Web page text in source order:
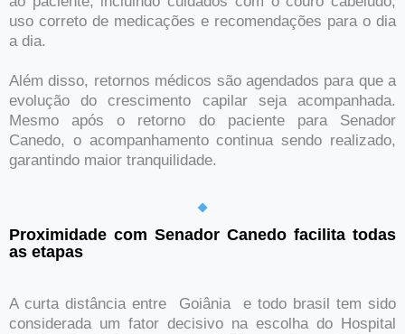
uso correto de medicações e recomendações para o dia
a dia.
Além disso, retornos médicos são agendados para que a
evolução do crescimento capilar seja acompanhada.
Mesmo após o retorno do paciente para Senador
Canedo, o acompanhamento continua sendo realizado,
garantindo maior tranquilidade.
Proximidade com Senador Canedo facilita todas
as etapas
A curta distância entre Goiânia e todo brasil tem sido
considerada um fator decisivo na escolha do Hospital